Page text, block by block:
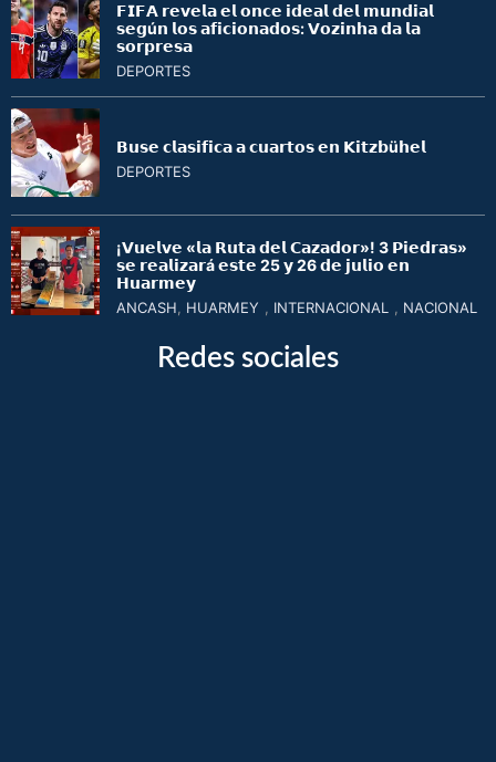
𝗙𝗜𝗙𝗔 𝗿𝗲𝘃𝗲𝗹𝗮 𝗲𝗹 𝗼𝗻𝗰𝗲 𝗶𝗱𝗲𝗮𝗹 𝗱𝗲𝗹 𝗺𝘂𝗻𝗱𝗶𝗮𝗹
𝘀𝗲𝗴ú𝗻 𝗹𝗼𝘀 𝗮𝗳𝗶𝗰𝗶𝗼𝗻𝗮𝗱𝗼𝘀: 𝗩𝗼𝘇𝗶𝗻𝗵𝗮 𝗱𝗮 𝗹𝗮
𝘀𝗼𝗿𝗽𝗿𝗲𝘀𝗮
DEPORTES
𝗕𝘂𝘀𝗲 𝗰𝗹𝗮𝘀𝗶𝗳𝗶𝗰𝗮 𝗮 𝗰𝘂𝗮𝗿𝘁𝗼𝘀 𝗲𝗻 𝗞𝗶𝘁𝘇𝗯ü𝗵𝗲𝗹
DEPORTES
¡𝗩𝘂𝗲𝗹𝘃𝗲 «𝗹𝗮 𝗥𝘂𝘁𝗮 𝗱𝗲𝗹 𝗖𝗮𝘇𝗮𝗱𝗼𝗿»! 3 𝗣𝗶𝗲𝗱𝗿𝗮𝘀»
𝘀𝗲 𝗿𝗲𝗮𝗹𝗶𝘇𝗮𝗿á 𝗲𝘀𝘁𝗲 25 𝘆 26 𝗱𝗲 𝗷𝘂𝗹𝗶𝗼 𝗲𝗻
𝗛𝘂𝗮𝗿𝗺𝗲𝘆
ANCASH, HUARMEY , INTERNACIONAL , NACIONAL
Redes sociales